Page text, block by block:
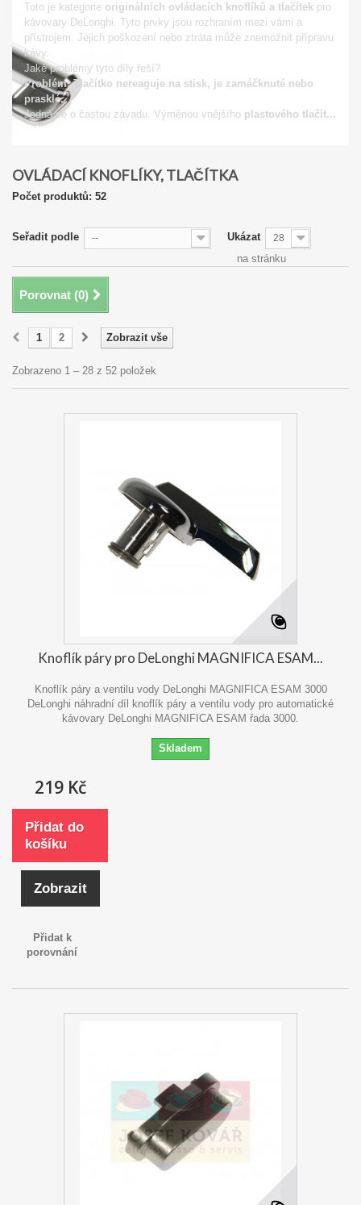
Toto je kategorie originálních ovládacích knoflíků a tlačítek pro
kávovary DeLonghi. Tyto prvky jsou rozhraním mezi vámi a
přístrojem. Jejich poškození nebo ztráta může znemožnit přípravu
kávy.
Jaké problémy tyto díly řeší?
Problém: Tlačítko nereaguje na stisk, je zamáčknuté nebo
prasklé.
Jedná se o častou závadu. Výměnou vnějšího plastového tlačít...
Zobrazit
OVLÁDACÍ KNOFLÍKY, TLAČÍTKA
Počet produktů: 52
Seřadit podle -- Ukázat 28
na stránku
Porovnat (0)
Zobrazit vše
1 2
Zobrazeno 1 – 28 z 52 položek
Knoflík páry pro DeLonghi MAGNIFICA ESAM...
Knoflík páry a ventilu vody DeLonghi MAGNIFICA ESAM 3000
DeLonghi náhradní díl knoflík páry a ventilu vody pro automatické
kávovary DeLonghi MAGNIFICA ESAM řada 3000.
Skladem
219 Kč
Přidat do
košíku
Zobrazit
Přidat k
porovnání